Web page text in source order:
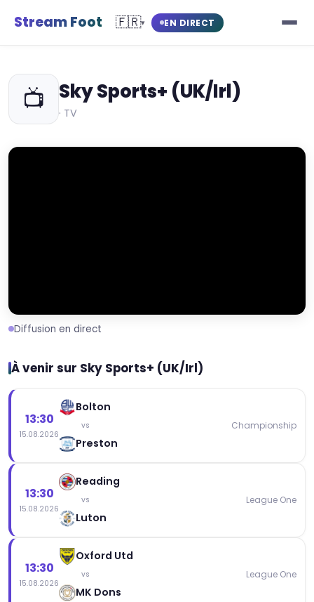
Stream Foot 🇫🇷▾ EN DIRECT
📺 Sky Sports+ (UK/Irl)
· TV
Diffusion en direct
À venir sur Sky Sports+ (UK/Irl)
13:30
15.08.2026
Bolton
vs
Preston
Championship
13:30
15.08.2026
Reading
vs
Luton
League One
13:30
15.08.2026
Oxford Utd
vs
MK Dons
League One